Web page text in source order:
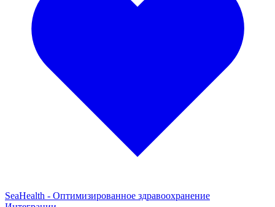
SeaHealth - Оптимизированное здравоохранение